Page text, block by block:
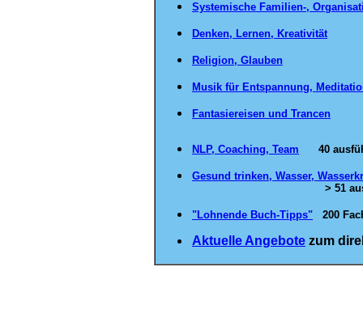
Systemische Familien-,
Denken, Lernen, Kreativität
Religion, Glauben
Musik für Entspannung,
Fantasiereisen und Trancen
NLP, Coaching, Team 40
Gesund trinken, Wasser,
> 51 ausführliche
"Lohnende Buch-Tipps" 200
Aktuelle Angebote zum